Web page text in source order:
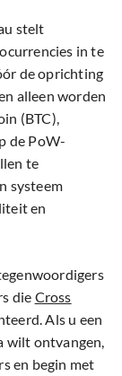
stelt
in te
de oprichting
alleen worden
(BTC),
de PoW-
te
systeem
en
die Cross
Als u een
wilt ontvangen,
en begin met